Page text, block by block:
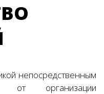
непосредственным
от организации